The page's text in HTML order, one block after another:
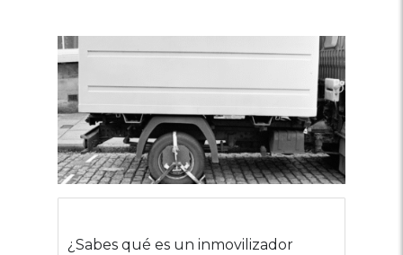
¿Sabes qué es un inmovilizador